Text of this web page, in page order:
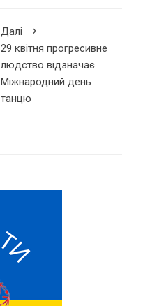
Далі
29 квітня прогресивне
людство відзначає
Міжнародний день
танцю